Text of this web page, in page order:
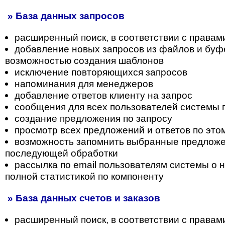
» База данных запросов
расширенный поиск, в соответствии с
добавление новых запросов из файлов и
возможностью создания шаблонов
исключение повторяющихся запросов
напоминания для менеджеров
добавление ответов клиенту на запрос
сообщения для всех пользователей системы
создание предложения по запросу
просмотр всех предложений и ответов по
возможность запомнить выбранные
последующей обработки
рассылка по email пользователям системы о
полной статистикой по компоненту
» База данных счетов и заказов
расширенный поиск, в соответствии с